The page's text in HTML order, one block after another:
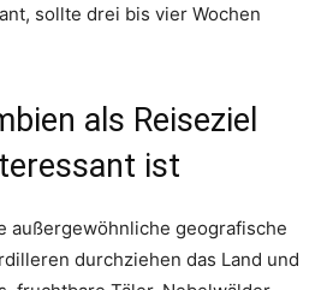
sollte drei bis vier Wochen
als Reiseziel
ist
außergewöhnliche geografische
durchziehen das Land und